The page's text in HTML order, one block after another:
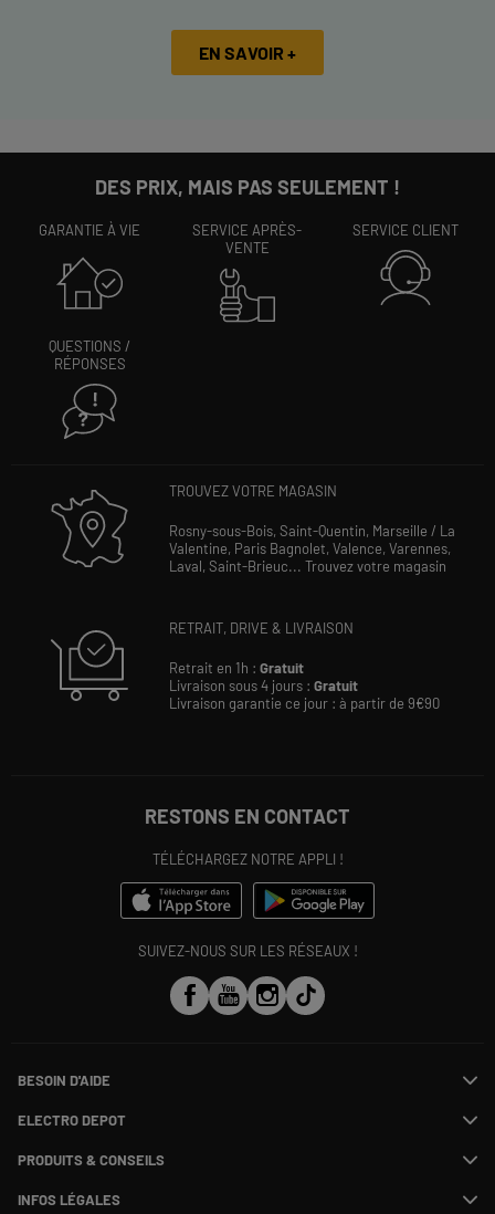
EN SAVOIR +
DES PRIX, MAIS PAS SEULEMENT !
GARANTIE À VIE
SERVICE APRÈS-
VENTE
SERVICE CLIENT
QUESTIONS /
RÉPONSES
TROUVEZ VOTRE MAGASIN
Rosny-sous-Bois, Saint-Quentin, Marseille / La
Valentine, Paris Bagnolet, Valence, Varennes,
Laval, Saint-Brieuc... Trouvez votre magasin
RETRAIT, DRIVE & LIVRAISON
Retrait en 1h : Gratuit
Livraison sous 4 jours : Gratuit
Livraison garantie ce jour : à partir de 9€90
RESTONS EN CONTACT
TÉLÉCHARGEZ NOTRE APPLI !
SUIVEZ-NOUS SUR LES RÉSEAUX !
BESOIN D'AIDE
Suivre ma commande
SAV
Payer en plusieurs fois
Information phishing
ELECTRO DEPOT
Rejoignez-nous !
PRODUITS & CONSEILS
Nos marques
Les avis du site
INFOS LÉGALES